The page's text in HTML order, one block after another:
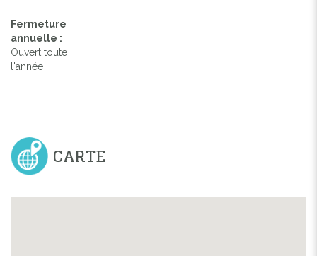
Fermeture
annuelle :
Ouvert toute
l'année
CARTE